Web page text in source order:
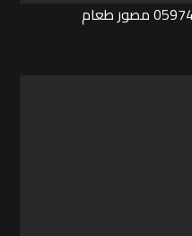
مصور طعام بالرياض 0597447127 مصور طعام